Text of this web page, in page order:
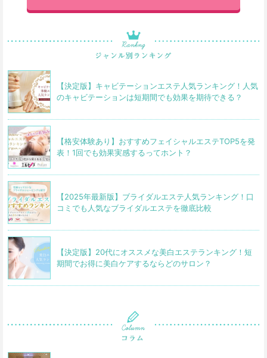
【決定版】キャビテーションエステ人気ランキング！人気
のキャビテーションは短期間でも効果を期待できる？
【格安体験あり】おすすめフェイシャルエステTOP5を発
表！1回でも効果実感するってホント？
【2025年最新版】ブライダルエステ人気ランキング！口
コミでも人気なブライダルエステを徹底比較
【決定版】20代にオススメな美白エステランキング！短
期間でお得に美白ケアするならどのサロン？